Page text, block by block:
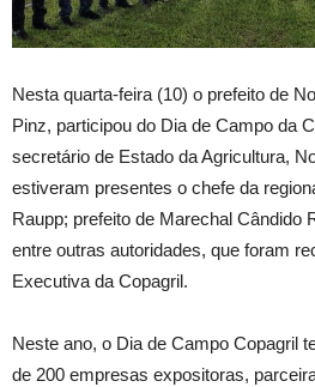
Nesta quarta-feira (10) o prefeito de
Pinz, participou do Dia de Campo da
secretário de Estado da Agricultura,
estiveram presentes o chefe da
Raupp; prefeito de Marechal Cândido
entre outras autoridades, que foram
Executiva da Copagril.
Neste ano, o Dia de Campo Copagril
de 200 empresas expositoras,